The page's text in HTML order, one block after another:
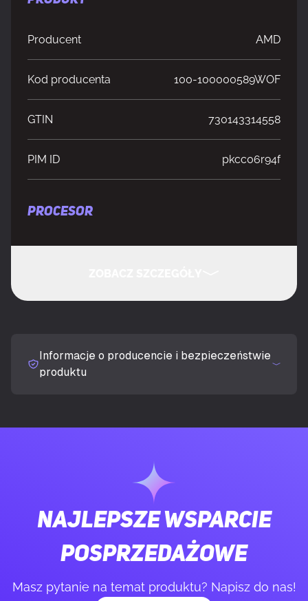
Producent AMD
Kod producenta 100-100000589WOF
GTIN 730143314558
PIM ID pkcc06r94f
PROCESOR
Model procesora 7900X
Typ procesora AMD Ryzen™ 9
Gniazdo procesora Gniazdo AM5
Liczba wątków
Tryb pracy procesora 64-bit
Informacje o producencie i bezpieczeństwie
produktu
Najlepsze wsparcie
posprzedażowe
Masz pytanie na temat produktu? Napisz do nas!